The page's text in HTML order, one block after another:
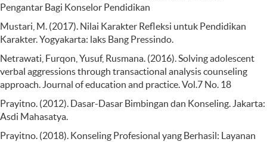
Pengantar Bagi Konselor Pendidikan
Mustari, M. (2017). Nilai Karakter Refleksi untuk Pendidikan
Karakter. Yogyakarta: laks Bang Pressindo.
Netrawati, Furqon, Yusuf, Rusmana. (2016). Solving adolescent
verbal aggressions through transactional analysis counseling
approach. Journal of education and practice. Vol.7 No. 18
Prayitno. (2012). Dasar-Dasar Bimbingan dan Konseling. Jakarta:
Asdi Mahasatya.
Prayitno. (2018). Konseling Profesional yang Berhasil: Layanan